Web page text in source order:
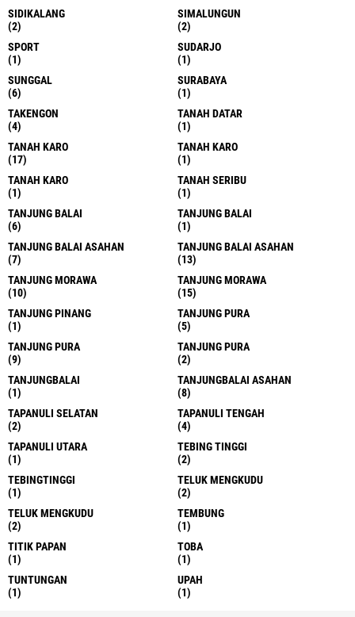
SIDIKALANG
(2)
SIMALUNGUN
(2)
SPORT
(1)
SUDARJO
(1)
SUNGGAL
(6)
SURABAYA
(1)
TAKENGON
(4)
TANAH DATAR
(1)
TANAH KARO
(17)
TANAH KARO
(1)
TANAH KARO
(1)
TANAH SERIBU
(1)
TANJUNG BALAI
(6)
TANJUNG BALAI
(1)
TANJUNG BALAI ASAHAN
(7)
TANJUNG BALAI ASAHAN
(13)
TANJUNG MORAWA
(10)
TANJUNG MORAWA
(15)
TANJUNG PINANG
(1)
TANJUNG PURA
(5)
TANJUNG PURA
(9)
TANJUNG PURA
(2)
TANJUNGBALAI
(1)
TANJUNGBALAI ASAHAN
(8)
TAPANULI SELATAN
(2)
TAPANULI TENGAH
(4)
TAPANULI UTARA
(1)
TEBING TINGGI
(2)
TEBINGTINGGI
(1)
TELUK MENGKUDU
(2)
TELUK MENGKUDU
(2)
TEMBUNG
(1)
TITIK PAPAN
(1)
TOBA
(1)
TUNTUNGAN
(1)
UPAH
(1)